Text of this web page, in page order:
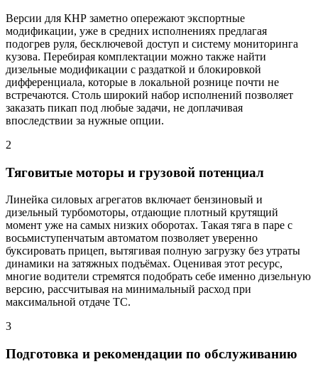
Версии для КНР заметно опережают экспортные
модификации, уже в средних исполнениях предлагая
подогрев руля, бесключевой доступ и систему мониторинга
кузова. Перебирая комплектации можно также найти
дизельные модификации с раздаткой и блокировкой
дифференциала, которые в локальной рознице почти не
встречаются. Столь широкий набор исполнений позволяет
заказать пикап под любые задачи, не доплачивая
впоследствии за нужные опции.
2
Тяговитые моторы и грузовой потенциал
Линейка силовых агрегатов включает бензиновый и
дизельный турбомоторы, отдающие плотный крутящий
момент уже на самых низких оборотах. Такая тяга в паре с
восьмиступенчатым автоматом позволяет уверенно
буксировать прицеп, вытягивая полную загрузку без утраты
динамики на затяжных подъёмах. Оценивая этот ресурс,
многие водители стремятся подобрать себе именно дизельную
версию, рассчитывая на минимальный расход при
максимальной отдаче ТС.
3
Подготовка и рекомендации по обслуживанию